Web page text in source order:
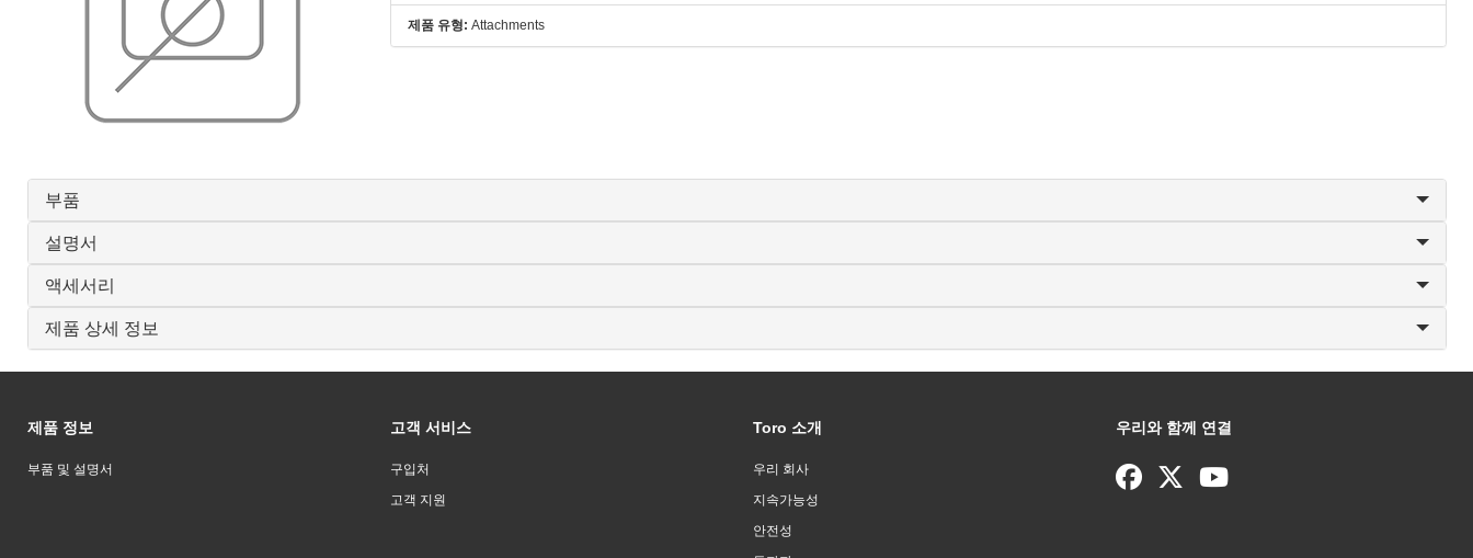
제품 유형: Attachments
부품
설명서
액세서리
제품 상세 정보
제품 정보
부품 및 설명서
고객 서비스
구입처
고객 지원
Toro 소개
우리 회사
지속가능성
안전성
우리와 함께 연결